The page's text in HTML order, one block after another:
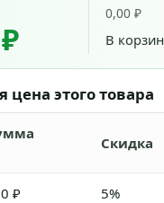
0,00 ₽
В
цена этого товара
Скидка
₽ 5%